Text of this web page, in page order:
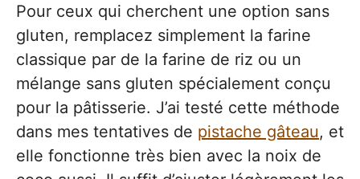
Pour ceux qui cherchent une option sans
gluten, remplacez simplement la farine
classique par de la farine de riz ou un
mélange sans gluten spécialement conçu
pour la pâtisserie. J’ai testé cette méthode
dans mes tentatives de pistache gâteau, et
elle fonctionne très bien avec la noix de